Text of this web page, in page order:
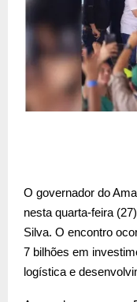
O governador do
nesta quarta-feira
Silva. O encontro
7 bilhões em
logística e